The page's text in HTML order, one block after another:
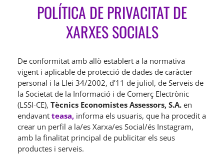
POLÍTICA DE PRIVACITAT DE
XARXES SOCIALS
De conformitat amb allò establert a la normativa
vigent i aplicable de protecció de dades de caràcter
personal i la Llei 34/2002, d’11 de juliol, de Serveis de
la Societat de la Informació i de Comerç Electrònic
(LSSI-CE), Tècnics Economistes Assessors, S.A. en
endavant teasa, informa els usuaris, que ha procedit a
crear un perfil a la/es Xarxa/es Social/és Instagram,
amb la finalitat principal de publicitar els seus
productes i serveis.